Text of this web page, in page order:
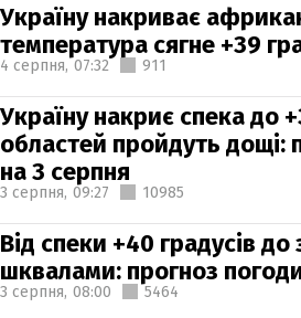
Україну накриває
температура сягне +39
4 серпня, 07:32 911
Україну накриє спека до
областей пройдуть дощі:
на 3 серпня
3 серпня, 09:27 10985
Від спеки +40 градусів до
шквалами: прогноз
3 серпня, 08:00 5464